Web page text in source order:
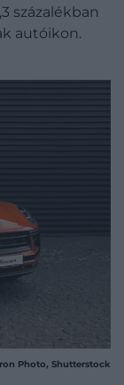
százalékban
autóikon.
Photo, Shutterstock